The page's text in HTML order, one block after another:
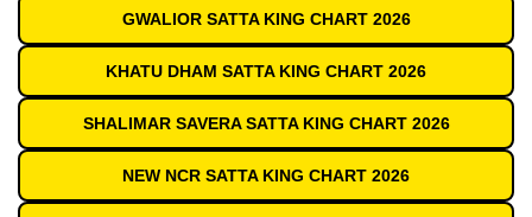
GWALIOR SATTA KING CHART 2026
KHATU DHAM SATTA KING CHART 2026
SHALIMAR SAVERA SATTA KING CHART 2026
NEW NCR SATTA KING CHART 2026